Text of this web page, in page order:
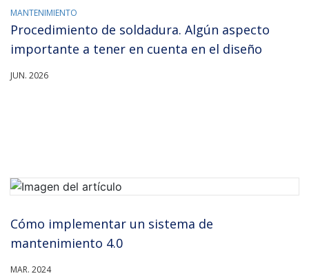
MANTENIMIENTO
Procedimiento de soldadura. Algún aspecto
importante a tener en cuenta en el diseño
JUN. 2026
Cómo implementar un sistema de
mantenimiento 4.0
MAR. 2024